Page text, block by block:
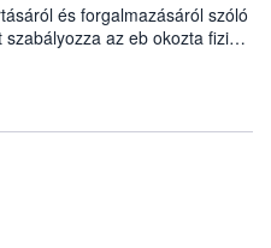
és forgalmazásáról szóló
az eb okozta fizikai
felmerülő
eb tartását és annak
jártas szakértőt.